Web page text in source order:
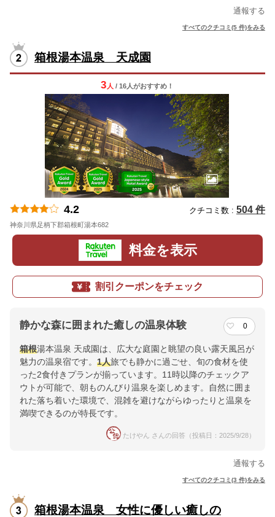
通報する
すべてのクチコミ(5 件)をみる
箱根湯本温泉 天成園
3 人 / 16人がおすすめ！
4.2 クチコミ数 : 504 件
神奈川県足柄下郡箱根町湯本682
料金を表示
割引クーポンをチェック
静かな森に囲まれた癒しの温泉体験 0
箱根湯本温泉 天成園は、広大な庭園と眺望の良い露天風呂が
魅力の温泉宿です。 1人旅でも静かに過ごせ、旬の食材を使
った2食付きプランが揃っています。11時以降のチェックア
ウトが可能で、朝ものんびり温泉を楽しめます。自然に囲ま
れた落ち着いた環境で、混雑を避けながらゆったりと温泉を
満喫できるのが特長です。
たけやん さんの回答（投稿日：2025/9/28）
通報する
すべてのクチコミ(3 件)をみる
箱根湯本温泉 女性に優しい癒しの